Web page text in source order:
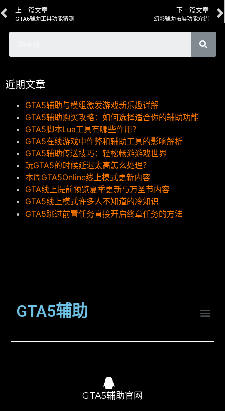
上一篇文章
GTA6辅助工具功能猜测
下一篇文章
幻影辅助拓展功能介绍
近期文章
GTA5辅助与模组激发游戏新乐趣详解
GTA5辅助购买攻略：如何选择适合你的辅助功能
GTA5脚本Lua工具有哪些作用？
GTA5在线游戏中作弊和辅助工具的影响解析
GTA5辅助传送技巧：轻松畅游游戏世界
玩GTA5的时候延迟太高怎么处理？
本周GTA5Online线上模式更新内容
GTA线上提前预览夏季更新与万圣节内容
GTA5线上模式许多人不知道的冷知识
GTA5跳过前置任务直接开启终章任务的方法
GTA5辅助
GTA5辅助官网